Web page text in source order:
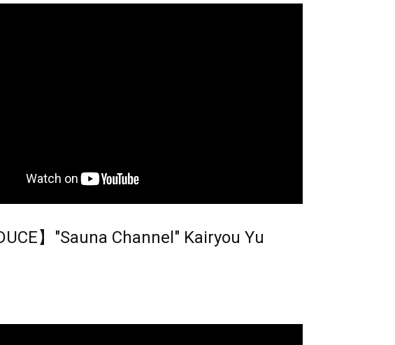
】"Sauna Channel" Kairyou Yu